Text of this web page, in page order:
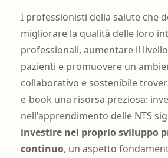
I professionisti della salute che
migliorare la qualità delle loro
professionali, aumentare il
pazienti e promuovere un
collaborativo e sostenibile
e-book una risorsa preziosa:
nell'apprendimento delle NTS
investire nel proprio sviluppo
continuo, un aspetto